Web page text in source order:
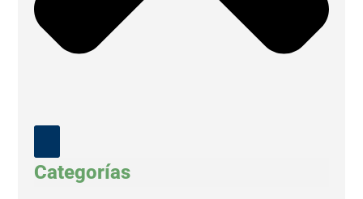
Categorías